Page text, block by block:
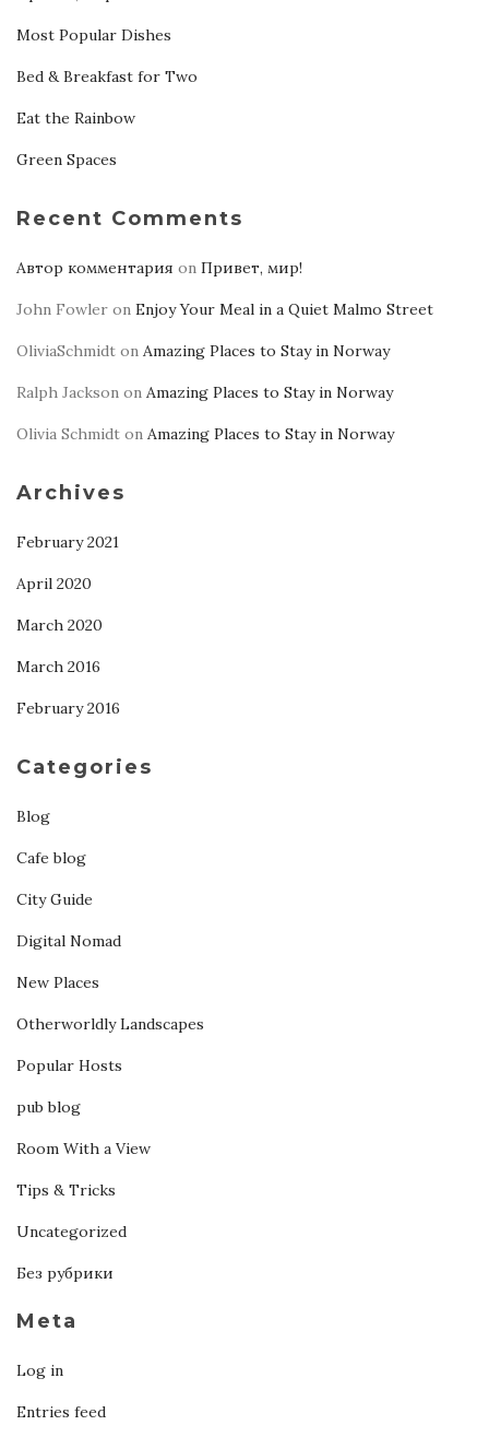
Most Popular Dishes
Bed & Breakfast for Two
Eat the Rainbow
Green Spaces
Recent Comments
Автор комментария on Привет, мир!
John Fowler on Enjoy Your Meal in a Quiet Malmo Street
OliviaSchmidt on Amazing Places to Stay in Norway
Ralph Jackson on Amazing Places to Stay in Norway
Olivia Schmidt on Amazing Places to Stay in Norway
Archives
February 2021
April 2020
March 2020
March 2016
February 2016
Categories
Blog
Cafe blog
City Guide
Digital Nomad
New Places
Otherworldly Landscapes
Popular Hosts
pub blog
Room With a View
Tips & Tricks
Uncategorized
Без рубрики
Meta
Log in
Entries feed